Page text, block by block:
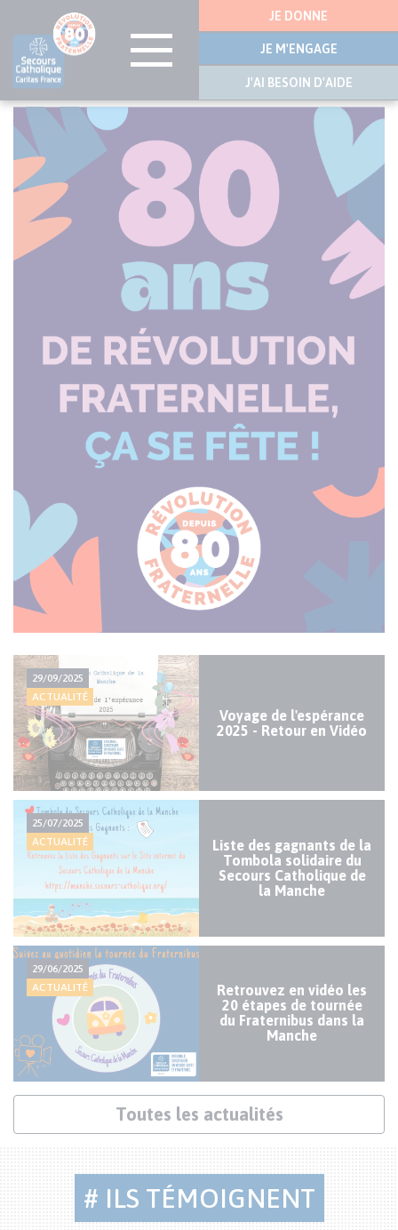
Aller
principal
latérale
JE DONNE
JE M'ENGAGE
J'AI BESOIN D'AIDE
Actualité
majeure
29/09/2025
ACTUALITÉ
Voyage de l'espérance
2025 - Retour en Vidéo
Actualités
mineures
25/07/2025
ACTUALITÉ
Liste des gagnants de la
Tombola solidaire du
Secours Catholique de
la Manche
29/06/2025
ACTUALITÉ
Retrouvez en vidéo les
20 étapes de tournée
du Fraternibus dans la
Manche
Toutes les actualités
# ILS TÉMOIGNENT